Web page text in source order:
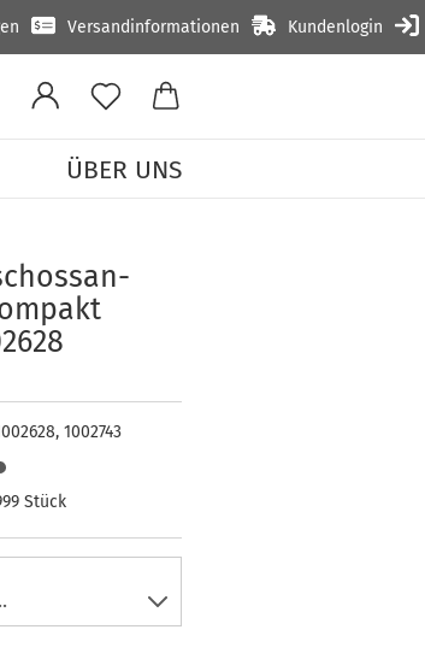
Kundenlogin
Versandinformationen
ÜBER UNS
1002743
Stück